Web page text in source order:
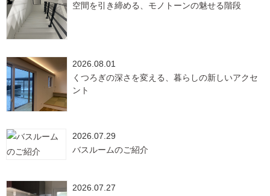
空間を引き締める、モノトーンの魅せる階段
2026.08.01
くつろぎの深さを変える、暮らしの新しいアクセ
ント
2026.07.29
バスルームのご紹介
2026.07.27